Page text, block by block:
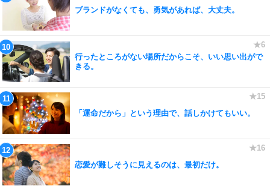
ブランドがなくても、勇気があれば、大丈夫。
行ったところがない場所だからこそ、いい思い出がで
きる。
「運命だから」という理由で、話しかけてもいい。
恋愛が難しそうに見えるのは、最初だけ。